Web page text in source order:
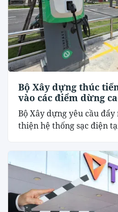
Bộ Xây dựng thúc
vào các điểm dừng
Bộ Xây dựng yêu cầu
thiện hệ thống sạc điện